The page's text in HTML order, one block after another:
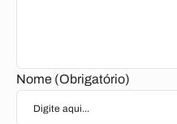
Nome (Obrigatório)